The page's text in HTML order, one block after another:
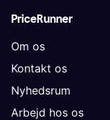
PriceRunner
Om os
Kontakt os
Nyhedsrum
Arbejd hos os